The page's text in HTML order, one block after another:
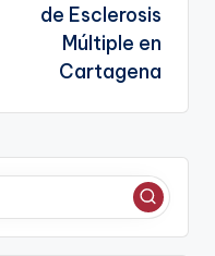
de Esclerosis
Múltiple en
Cartagena